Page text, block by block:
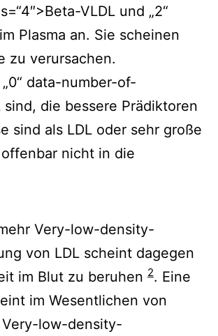
VLDL und „2“
Plasma an. Sie scheinen
zu verursachen.
data-number-of-
sind, die bessere Prädiktoren
sind als LDL oder sehr große
nicht in die
Very-low-density-
von LDL scheint dagegen
im Blut zu beruhen 2. Eine
im Wesentlichen von
low-density-